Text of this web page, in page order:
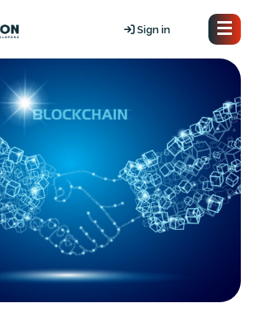
Sign in